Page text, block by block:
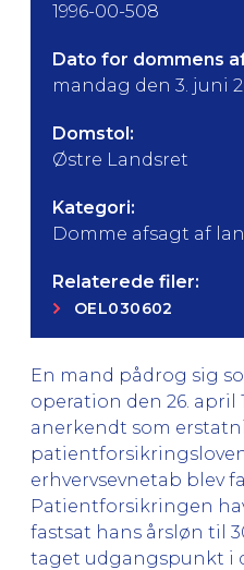
1996-00-508
Dato for dommens
mandag den 3. juni
Domstol:
Østre Landsret
Kategori:
Domme afsagt af
Relaterede filer:
OEL030602
En mand pådrog sig
operation den 26. april
anerkendt som
erhvervsevnetab blev
Patientforsikringen
fastsat hans årsløn til
taget udgangspunkt i